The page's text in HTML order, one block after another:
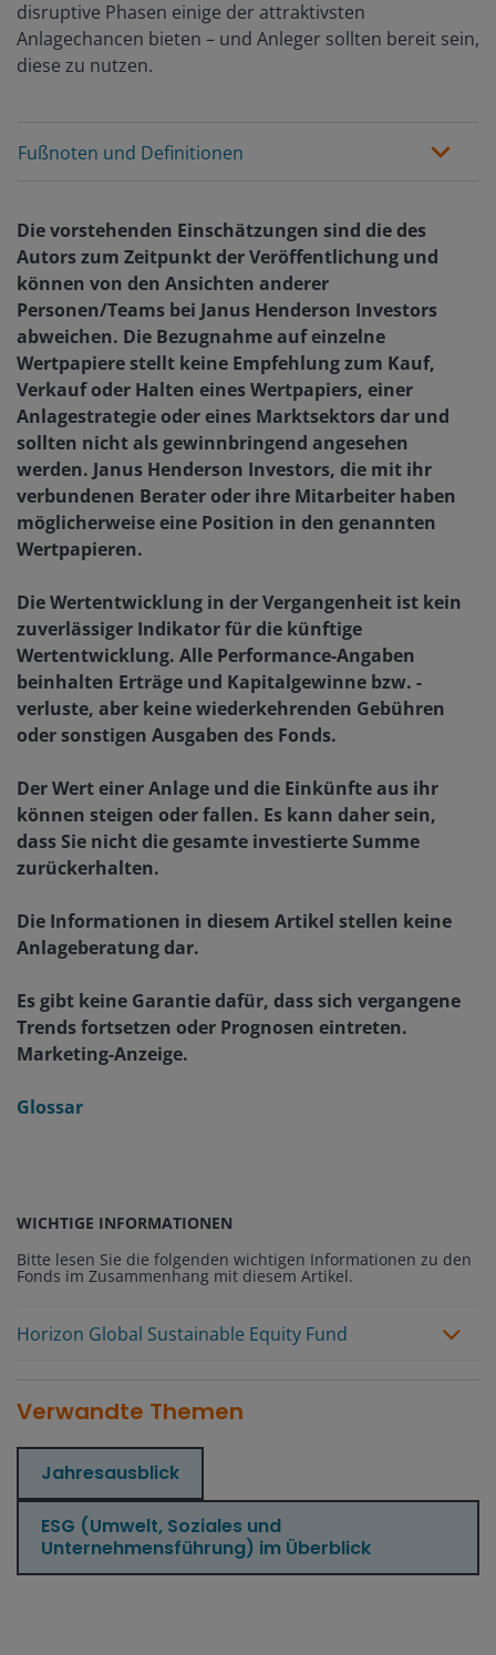
disruptive Phasen einige der attraktivsten
Anlagechancen bieten – und Anleger sollten bereit sein,
diese zu nutzen.
Fußnoten und Definitionen
Die vorstehenden Einschätzungen sind die des
Autors zum Zeitpunkt der Veröffentlichung und
können von den Ansichten anderer
Personen/Teams bei Janus Henderson Investors
abweichen. Die Bezugnahme auf einzelne
Wertpapiere stellt keine Empfehlung zum Kauf,
Verkauf oder Halten eines Wertpapiers, einer
Anlagestrategie oder eines Marktsektors dar und
sollten nicht als gewinnbringend angesehen
werden. Janus Henderson Investors, die mit ihr
verbundenen Berater oder ihre Mitarbeiter haben
möglicherweise eine Position in den genannten
Wertpapieren.
Die Wertentwicklung in der Vergangenheit ist kein
zuverlässiger Indikator für die künftige
Wertentwicklung. Alle Performance-Angaben
beinhalten Erträge und Kapitalgewinne bzw. -
verluste, aber keine wiederkehrenden Gebühren
oder sonstigen Ausgaben des Fonds.
Der Wert einer Anlage und die Einkünfte aus ihr
können steigen oder fallen. Es kann daher sein,
dass Sie nicht die gesamte investierte Summe
zurückerhalten.
Die Informationen in diesem Artikel stellen keine
Anlageberatung dar.
Es gibt keine Garantie dafür, dass sich vergangene
Trends fortsetzen oder Prognosen eintreten.
Marketing-Anzeige.
Glossar
WICHTIGE INFORMATIONEN
Bitte lesen Sie die folgenden wichtigen Informationen zu den
Fonds im Zusammenhang mit diesem Artikel.
Horizon Global Sustainable Equity Fund
Verwandte Themen
Jahresausblick
ESG (Umwelt, Soziales und
Unternehmensführung) im Überblick